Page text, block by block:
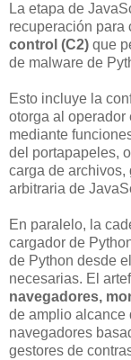
La etapa de
recuperación para
control (C2) que
de malware de
Esto incluye la
otorga al operador
mediante
del portapapeles,
carga de archivos,
arbitraria de
En paralelo, la
cargador de
de Python desde
necesarias. El
navegadores,
de amplio alcance
navegadores
gestores de